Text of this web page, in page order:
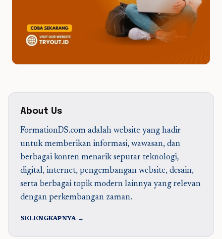
About Us
FormationDS.com adalah website yang hadir
untuk memberikan informasi, wawasan, dan
berbagai konten menarik seputar teknologi,
digital, internet, pengembangan website, desain,
serta berbagai topik modern lainnya yang relevan
dengan perkembangan zaman.
SELENGKAPNYA →